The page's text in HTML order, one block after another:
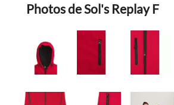
Photos de Sol's Replay F